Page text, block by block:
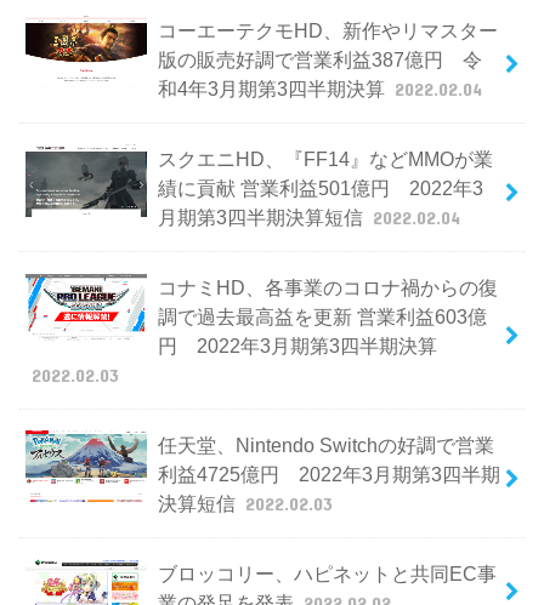
コーエーテクモHD、新作やリマスター
版の販売好調で営業利益387億円 令
和4年3月期第3四半期決算 2022.02.04
スクエニHD、『FF14』などMMOが業
績に貢献 営業利益501億円 2022年3
月期第3四半期決算短信 2022.02.04
コナミHD、各事業のコロナ禍からの復
調で過去最高益を更新 営業利益603億
円 2022年3月期第3四半期決算
2022.02.03
任天堂、Nintendo Switchの好調で営業
利益4725億円 2022年3月期第3四半期
決算短信 2022.02.03
ブロッコリー、ハピネットと共同EC事